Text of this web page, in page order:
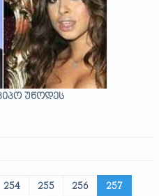
უწოდეს
254 255 256 257